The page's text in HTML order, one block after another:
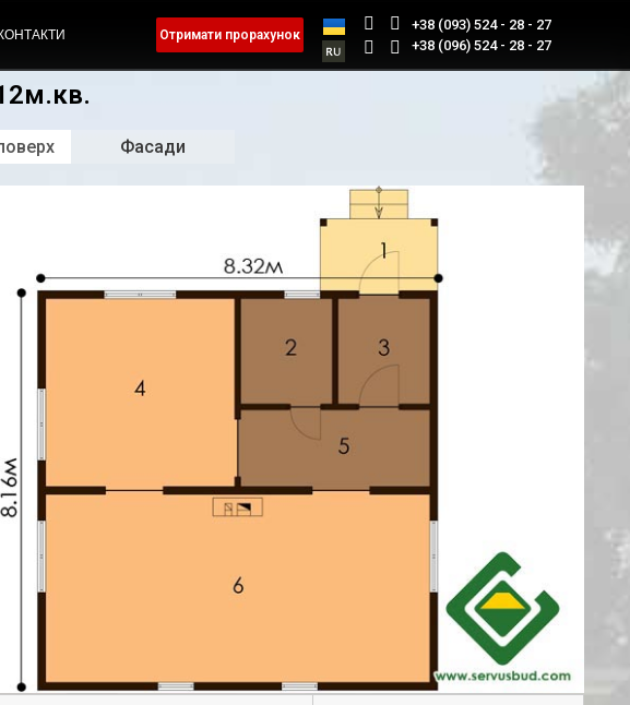
КОНТАКТИ Отримати прорахунок
+38 (093) 524 - 28 - 27
+38 (096) 524 - 28 - 27
Фасади